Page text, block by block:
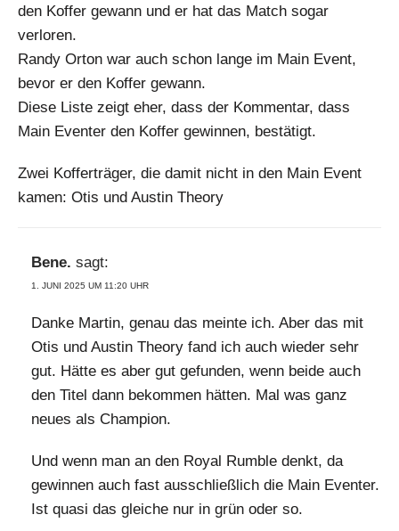
den Koffer gewann und er hat das Match sogar
verloren.
Randy Orton war auch schon lange im Main Event,
bevor er den Koffer gewann.
Diese Liste zeigt eher, dass der Kommentar, dass
Main Eventer den Koffer gewinnen, bestätigt.
Zwei Kofferträger, die damit nicht in den Main Event
kamen: Otis und Austin Theory
Bene. sagt:
1. JUNI 2025 UM 11:20 UHR
Danke Martin, genau das meinte ich. Aber das mit
Otis und Austin Theory fand ich auch wieder sehr
gut. Hätte es aber gut gefunden, wenn beide auch
den Titel dann bekommen hätten. Mal was ganz
neues als Champion.
Und wenn man an den Royal Rumble denkt, da
gewinnen auch fast ausschließlich die Main Eventer.
Ist quasi das gleiche nur in grün oder so.